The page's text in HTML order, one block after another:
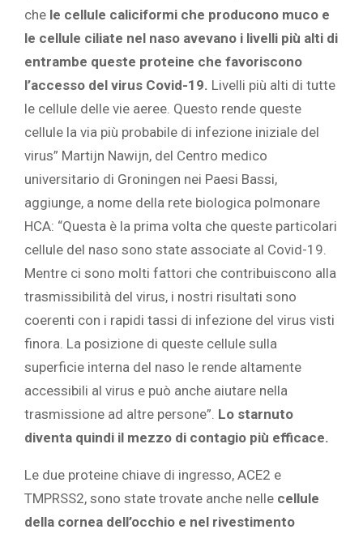
che le cellule caliciformi che producono muco e
le cellule ciliate nel naso avevano i livelli più alti di
entrambe queste proteine ​​che favoriscono
l’accesso del virus Covid-19. Livelli più alti di tutte
le cellule delle vie aeree. Questo rende queste
cellule la via più probabile di infezione iniziale del
virus” Martijn Nawijn, del Centro medico
universitario di Groningen nei Paesi Bassi,
aggiunge, a nome della rete biologica polmonare
HCA: “Questa è la prima volta che queste particolari
cellule del naso sono state associate al Covid-19.
Mentre ci sono molti fattori che contribuiscono alla
trasmissibilità del virus, i nostri risultati sono
coerenti con i rapidi tassi di infezione del virus visti
finora. La posizione di queste cellule sulla
superficie interna del naso le rende altamente
accessibili al virus e può anche aiutare nella
trasmissione ad altre persone”. Lo starnuto
diventa quindi il mezzo di contagio più efficace.
Le due proteine ​​chiave di ingresso, ACE2 e
TMPRSS2, sono state trovate anche nelle cellule
della cornea dell’occhio e nel rivestimento